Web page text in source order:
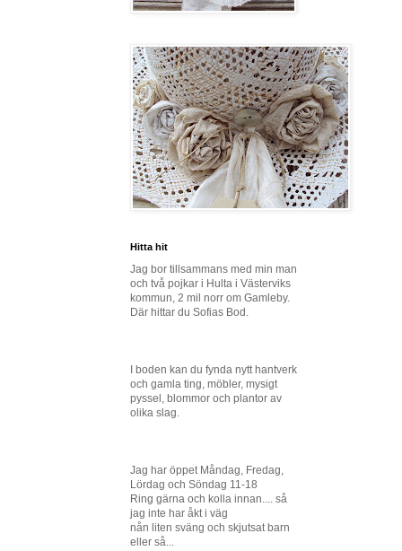
Hitta hit
Jag bor tillsammans med min man
och två pojkar i Hulta i Västerviks
kommun, 2 mil norr om Gamleby.
Där hittar du Sofias Bod.
I boden kan du fynda nytt hantverk
och gamla ting, möbler, mysigt
pyssel, blommor och plantor av
olika slag.
Jag har öppet Måndag, Fredag,
Lördag och Söndag 11-18
Ring gärna och kolla innan.... så
jag inte har åkt i väg
nån liten sväng och skjutsat barn
eller så...